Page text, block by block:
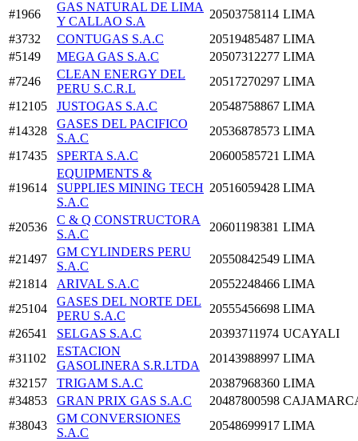
#1966
GAS NATURAL DE LIMA
Y CALLAO S.A
20503758114 LIMA
#3732
CONTUGAS S.A.C 20519485487 LIMA
#5149
MEGA GAS S.A.C 20507312277 LIMA
#7246
CLEAN ENERGY DEL
PERU S.C.R.L
20517270297 LIMA
#12105
JUSTOGAS S.A.C 20548758867 LIMA
#14328
GASES DEL PACIFICO
S.A.C
20536878573 LIMA
#17435
SPERTA S.A.C 20600585721 LIMA
#19614
EQUIPMENTS &
SUPPLIES MINING TECH
S.A.C
20516059428 LIMA
#20536
C & Q CONSTRUCTORA
S.A.C
20601198381 LIMA
#21497
GM CYLINDERS PERU
S.A.C
20550842549 LIMA
#21814
ARIVAL S.A.C 20552248466 LIMA
#25104
GASES DEL NORTE DEL
PERU S.A.C
20555456698 LIMA
#26541
SELGAS S.A.C 20393711974 UCAYALI
#31102
ESTACION
GASOLINERA S.R.LTDA
20143988997 LIMA
#32157
TRIGAM S.A.C 20387968360 LIMA
#34853
GRAN PRIX GAS S.A.C 20487800598
#38043
GM CONVERSIONES
S.A.C
20548699917 LIMA